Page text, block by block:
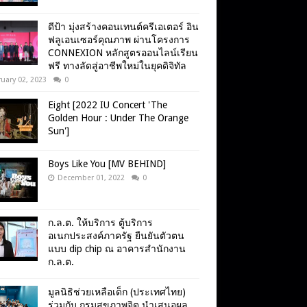
ดีป้า มุ่งสร้างคอนเทนต์ครีเอเตอร์ อิน
ฟลูเอนเซอร์คุณภาพ ผ่านโครงการ
CONNEXION หลักสูตรออนไลน์เรียน
ฟรี ทางลัดสู่อาชีพใหม่ในยุคดิจิทัล
02, 2023 0
Eight [2022 IU Concert 'The
Golden Hour : Under The Orange
Sun']
Boys Like You [MV BEHIND]
December 01, 2022 0
ก.ล.ต. ให้บริการ ตู้บริการ
อเนกประสงค์ภาครัฐ ยืนยันตัวตน
แบบ dip chip ณ อาคารสำนักงาน
ก.ล.ต.
มูลนิธิช่วยเหลือเด็ก (ประเทศไทย)